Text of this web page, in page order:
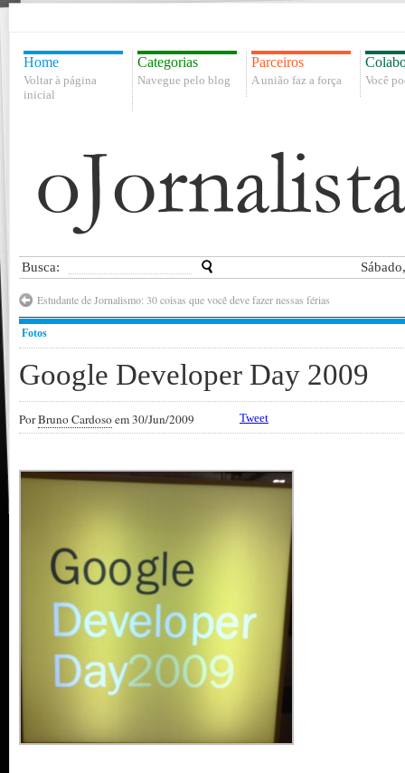
Home
Voltar à página
inicial
Categorias
Navegue pelo blog
Parceiros
A união faz a força Você
Busca:
Estudante de Jornalismo: 30 coisas que você deve fazer nessas férias
Fotos
Google Developer Day 2009
PorBruno Cardosoem 30/Jun/2009 Tweet